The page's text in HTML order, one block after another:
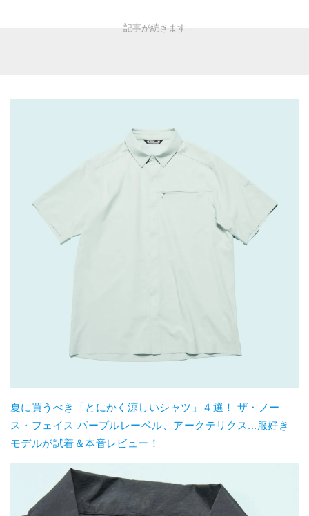
夏に買うべき「とにかく涼しいシャツ」４選！ ザ・ノー
ス・フェイス パープルレーベル、アークテリクス...服好き
モデルが試着＆本音レビュー！